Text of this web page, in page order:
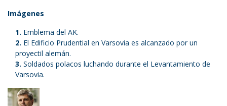
Imágenes
Emblema del AK.
El Edificio Prudential en Varsovia es alcanzado por un
proyectil alemán.
Soldados polacos luchando durante el Levantamiento de
Varsovia.